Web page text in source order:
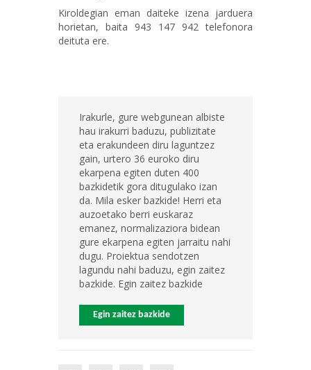
Kiroldegian eman daiteke izena jarduera
horietan, baita 943 147 942 telefonora
deituta ere.
Irakurle, gure webgunean albiste
hau irakurri baduzu, publizitate
eta erakundeen diru laguntzez
gain, urtero 36 euroko diru
ekarpena egiten duten 400
bazkidetik gora ditugulako izan
da. Mila esker bazkide! Herri eta
auzoetako berri euskaraz
emanez, normalizaziora bidean
gure ekarpena egiten jarraitu nahi
dugu. Proiektua sendotzen
lagundu nahi baduzu, egin zaitez
bazkide. Egin zaitez bazkide
Egin zaitez bazkide